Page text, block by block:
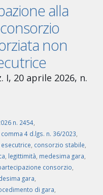
alla
non
I, 20 aprile 2026, n.
n. 2454
4 d.lgs. n. 36/2023
consorzio stabile
legittimità medesima gara
consorzio
gara
di gara